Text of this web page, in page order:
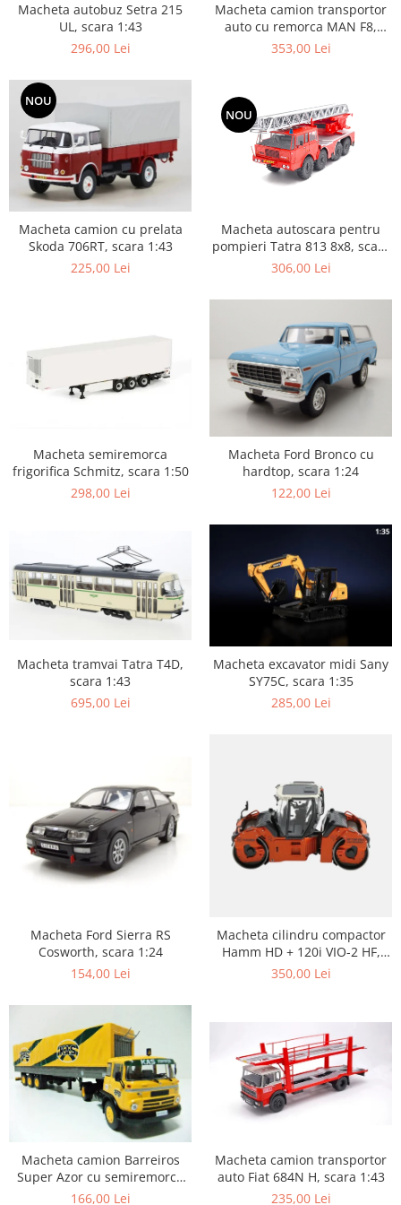
Macheta autobuz Setra 215
UL, scara 1:43
296,00 Lei
Macheta camion transportor
auto cu remorca MAN F8,
scara 1:43
353,00 Lei
NOU
Macheta camion cu prelata
Skoda 706RT, scara 1:43
225,00 Lei
NOU
Macheta autoscara pentru
pompieri Tatra 813 8x8, scara
1:43
306,00 Lei
Macheta semiremorca
frigorifica Schmitz, scara 1:50
298,00 Lei
Macheta Ford Bronco cu
hardtop, scara 1:24
122,00 Lei
Macheta tramvai Tatra T4D,
scara 1:43
695,00 Lei
Macheta excavator midi Sany
SY75C, scara 1:35
285,00 Lei
Macheta Ford Sierra RS
Cosworth, scara 1:24
154,00 Lei
Macheta cilindru compactor
Hamm HD + 120i VIO-2 HF,
scara 1:50
350,00 Lei
Macheta camion Barreiros
Super Azor cu semiremorca
cu prelata, scara 1:43
166,00 Lei
Macheta camion transportor
auto Fiat 684N H, scara 1:43
235,00 Lei